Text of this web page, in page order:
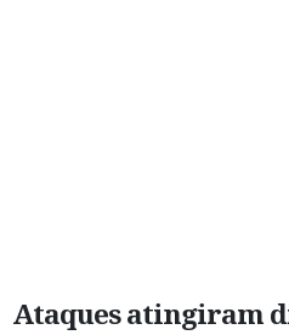
Ataques atingiram